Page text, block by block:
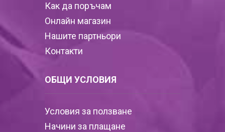
Как да поръчам
Онлайн магазин
Нашите партньори
Контакти
ОБЩИ УСЛОВИЯ
Условия за ползване
Начини за плащане